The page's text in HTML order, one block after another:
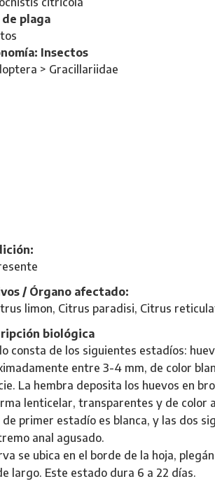
plaga
Insectos
> Gracillariidae
/ Órgano afectado:
limon, Citrus paradisi, Citrus
biológica
consta de los siguientes estadíos:
entre 3-4 mm, de color
La hembra deposita los huevos en
lenticelar, transparentes y de color
de primer estadío es blanca, y las dos
anal agusado.
se ubica en el borde de la hoja,
largo. Este estado dura 6 a 22 días.